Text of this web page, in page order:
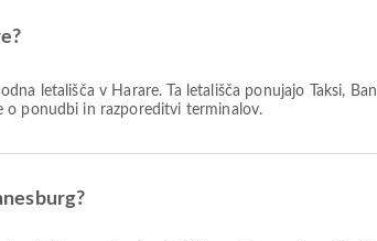
letališča v Harare. Ta letališča ponujajo Taksi,
o ponudbi in razporeditvi terminalov.